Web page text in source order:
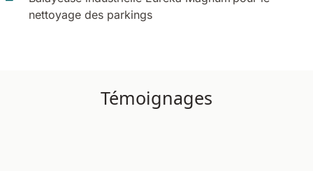
1100 mm 8800 m²/h
nettoyage des parkings
Témoignages